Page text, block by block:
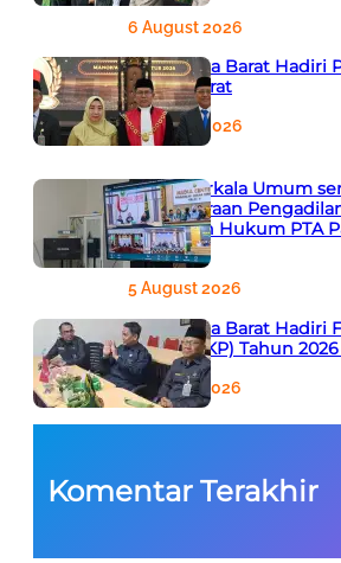
6 August 2026
PTA Papua Barat Hadiri
Papua Barat
6 August 2026
Rapat Berkala Umum
Kepaniteraan
Sewilayah Hukum PTA
Agustus
5 August 2026
PTA Papua Barat Hadiri
Publik (FKP) Tahun
5 August 2026
Komentar Terakhir